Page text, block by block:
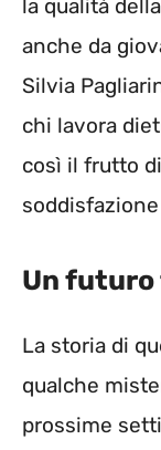
la qualità
anche da
Silvia
chi lavora
così il frutto
soddisfazione
Un
La storia di
qualche
prossime